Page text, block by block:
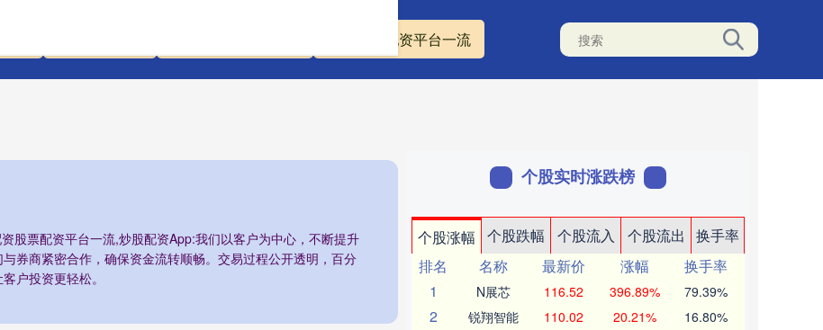
配资股票配资平台一流
股票配资平台一流,炒股配资App:我们以客户为中心，不断提升
券商紧密合作，确保资金流转顺畅。交易过程公开透明，百分
户投资更轻松。
个股实时涨跌榜
个股涨幅 个股跌幅 个股流入 个股流出
换手率
排名
名称 最新价 涨幅
换手率
1
N展芯 116.52 396.89% 79.39%
2 锐翔智能 110.02 20.21% 16.80%